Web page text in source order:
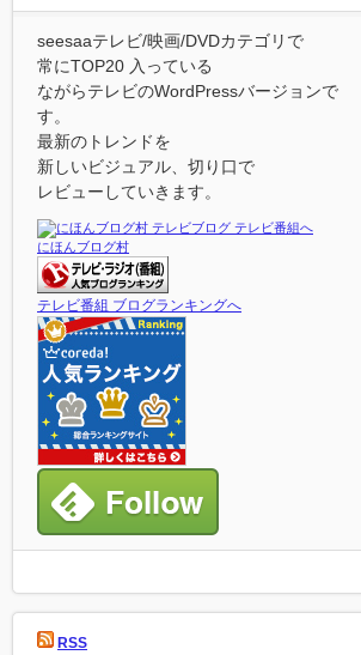
seesaaテレビ/映画/DVDカテゴリで
常にTOP20 入っている
ながらテレビのWordPressバージョンで
す。
最新のトレンドを
新しいビジュアル、切り口で
レビューしていきます。
にほんブログ村
テレビ番組 ブログランキングへ
RSS